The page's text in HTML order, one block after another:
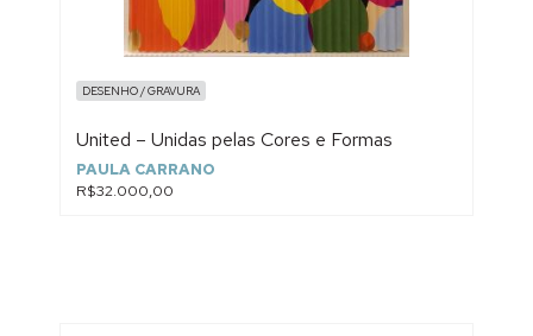
DESENHO / GRAVURA
United – Unidas pelas Cores e Formas
PAULA CARRANO
R$32.000,00